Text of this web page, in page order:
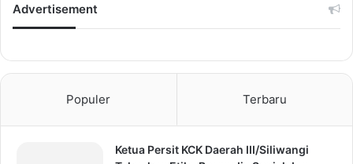
Advertisement
Populer Terbaru
Ketua Persit KCK Daerah III/Siliwangi